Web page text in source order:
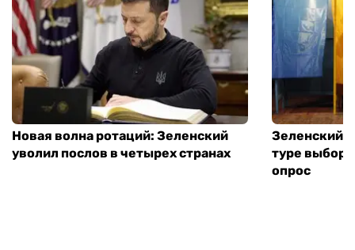
Новая волна ротаций: Зеленский
уволил послов в четырех странах
Зеленский
туре
опрос